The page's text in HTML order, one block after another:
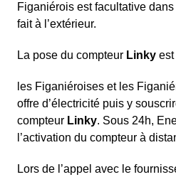
Figaniérois est facultative
fait à l’extérieur.
La pose du compteur Linky est
les Figaniéroises et les
offre d’électricité puis y
compteur Linky. Sous 24h,
l’activation du compteur à
Lors de l’appel avec le